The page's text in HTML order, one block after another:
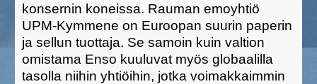
konsernin koneissa. Rauman emoyhtiö
UPM-Kymmene on Euroopan suurin paperin
ja sellun tuottaja. Se samoin kuin valtion
omistama Enso kuuluvat myös globaalilla
tasolla niihin yhtiöihin, jotka voimakkaimmin